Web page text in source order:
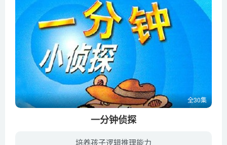
全30集
一分钟侦探
培养孩子逻辑推理能力